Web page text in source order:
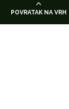
POVRATAK NA VRH